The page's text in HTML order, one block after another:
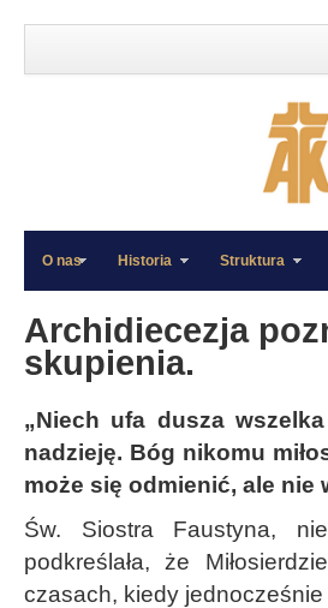
»
»
O nas Historia Struktura
Archidiecezja
skupienia.
„Niech ufa dusza
nadzieję. Bóg nikomu
może się odmienić, ale nie
Św. Siostra Faustyna,
podkreślała, że
czasach, kiedy